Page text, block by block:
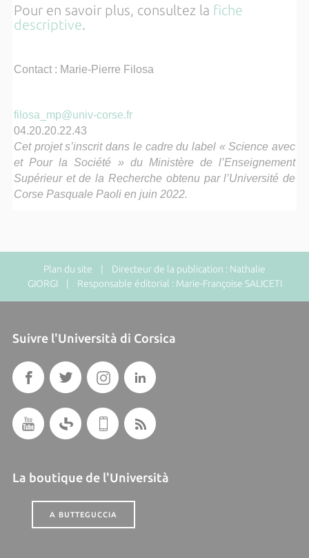
Pour en savoir plus, consultez la fiche
descriptive.
Contact : Marie-Pierre Filosa
filosa_mp@univ-corse.fr
04.20.20.22.43
Cet projet s’inscrit dans le cadre du label « Science avec
et Pour la Société » du Ministère de l’Enseignement
Supérieur et de la Recherche obtenu par l’Université de
Corse Pasquale Paoli en juin 2022.
Plan du site | Directeur de la publication : Nathalie
GIORGI | Responsable éditorial : Marie-Françoise SALICETI
Suivre l'Università di Corsica
La boutique de l'Università
A BUTTEGUCCIA